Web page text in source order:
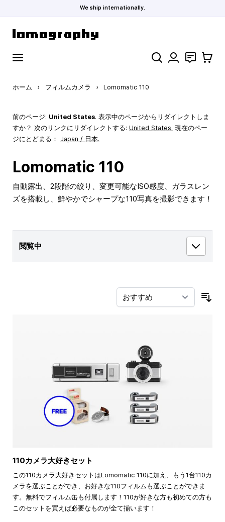
We ship internationally.
検索 お問い合わ
カート
ホーム › フィルムカメラ › Lomomatic 110
前のページ: United States. 表示中のページからリダイレクトしま
すか？ 次のリンクにリダイレクトする: United States. 現在のペー
ジにとどまる： Japan / 日本.
Lomomatic 110
自動露出、2段階の絞り、変更可能なISO感度、ガラスレン
ズを搭載し、鮮やかでシャープな110写真を撮影できます！
閲覧中
110カメラ大好きセット
この110カメラ大好きセットはLomomatic 110に加え、もう1台110カ
メラを選ぶことができ、お好きな110フィルムも選ぶことができま
す。無料でフィルム缶も付属します！110が好きな方も初めての方も
このセットを買えば必要なものが全て揃います！